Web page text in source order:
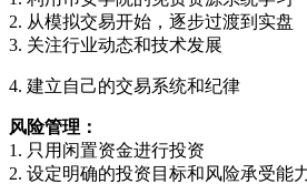
2. 从模拟交易开始，逐步过渡到实盘
3. 关注行业动态和技术发展
4. 建立自己的交易系统和纪律
风险管理：
1. 只用闲置资金进行投资
2. 设定明确的投资目标和风险承受能